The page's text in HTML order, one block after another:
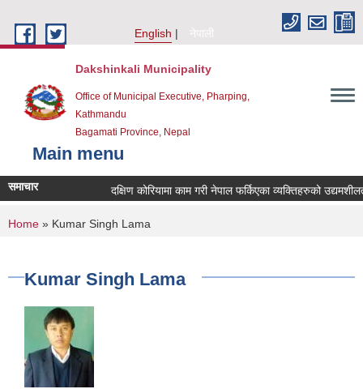
English
नेपाली
Dakshinkali Municipality
Office of Municipal Executive, Pharping,
Kathmandu
Bagamati Province, Nepal
Main menu
समाचार दक्षिण कोरियामा काम गरी नेपाल फर्किएका व्यक्तिहरुको
You are here
Home » Kumar Singh Lama
Kumar Singh Lama